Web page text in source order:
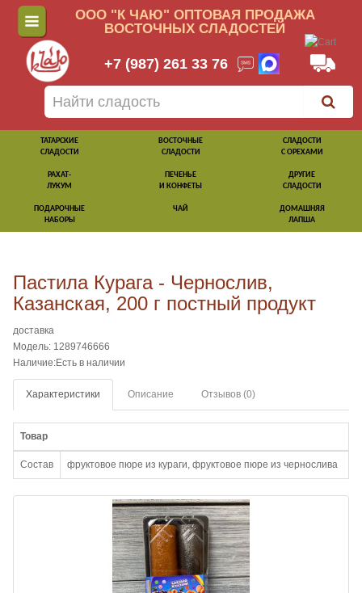
ООО "К ЧАЮ" ОПТОВАЯ ПРОДАЖА
ВОСТОЧНЫХ СЛАДОСТЕЙ
+7 (987) 261 33 76
ТАТАРСКИЕ
СЛАДОСТИ
ВОСТОЧНЫЕ
СЛАДОСТИ
СЛАДОСТИ
С ОРЕХАМИ
РАХАТ-
ЛУКУМ
ПЕЧЕНЬЕ
И КОНФЕТЫ
ДРУГИЕ
СЛАДОСТИ
ПОДАРОЧНЫЕ
НАБОРЫ
ЧАЙ
ДОМАШНЯЯ
ЛАПША
Пастила Курага - Чернослив,
Казанская, 200 г постный продукт
доставка
Модель: 1289746666
Наличие:Есть в наличии
Характеристики Описание Отзывов (0)
Товар
Состав фруктовое пюре из кураги, фруктовое пюре из чернослива